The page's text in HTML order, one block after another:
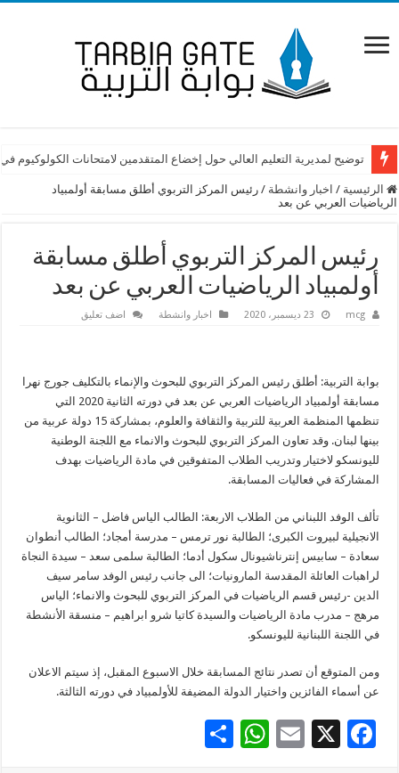
توضيح لمديرية التعليم العالي حول إخضاع المتقدمين لامتحانات الكولوكيوم
الرئيسية / اخبار وانشطة / رئيس المركز التربوي أطلق مسابقة أولمبياد
الرياضيات العربي عن بعد
رئيس المركز التربوي أطلق مسابقة
أولمبياد الرياضيات العربي عن بعد
mcg 23 ديسمبر، 2020 اخبار وانشطة اضف تعليق
بوابة التربية: أطلق رئيس المركز التربوي للبحوث والإنماء بالتكليف جورج نهرا
مسابقة أولمبياد الرياضيات العربي عن بعد في دورته الثانية 2020 التي
تنظمها المنظمة العربية للتربية والثقافة والعلوم، بمشاركة 15 دولة عربية من
بينها لبنان. وقد تعاون المركز التربوي للبحوث والانماء مع اللجنة الوطنية
لليونسكو لاختيار وتدريب الطلاب المتفوقين في مادة الرياضيات بهدف
المشاركة في فعاليات المسابقة.
تألف الوفد اللبناني من الطلاب الاربعة: الطالب الياس فاضل – الثانوية
الانجيلية لبيروت الكبرى؛ الطالبة نور ترمس – مدرسة أمجاد؛ الطالب أنطوان
سعادة – سابيس إنترناشيونال سكول أدما؛ الطالبة سلمى سعد – سيدة النجاة
لراهبات العائلة المقدسة المارونيات؛ الى جانب رئيس الوفد سامر سيف
الدين -رئيس قسم الرياضيات في المركز التربوي للبحوث والانماء؛ الياس
مرهج – مدرب مادة الرياضيات والسيدة كاتيا شرو ابراهيم – منسقة الأنشطة
في اللجنة اللبنانية لليونسكو.
ومن المتوقع أن تصدر نتائج المسابقة خلال الاسبوع المقبل، إذ سيتم الاعلان
عن أسماء الفائزين واختيار الدولة المضيفة للأولمبياد في دورته الثالثة.
F
X
E
W